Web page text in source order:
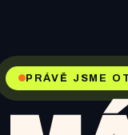
PRÁVĚ JSME